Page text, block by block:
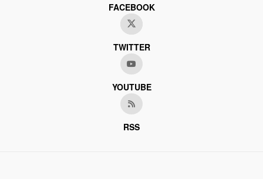
FACEBOOK
TWITTER
YOUTUBE
RSS